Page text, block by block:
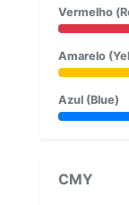
Vermelho
Amarelo
Azul (Blue)
CMY